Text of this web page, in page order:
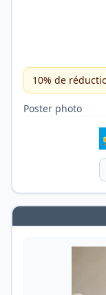
10% de
Poster photo